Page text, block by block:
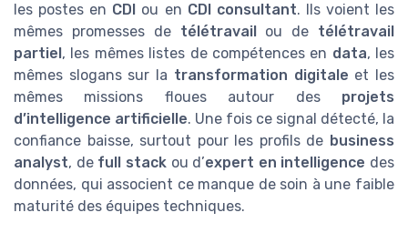
les postes en CDI ou en CDI consultant. Ils voient les
mêmes promesses de télétravail ou de télétravail
partiel , les mêmes listes de compétences en data, les
mêmes slogans sur la transformation digitale et les
mêmes missions floues autour des projets
d’intelligence artificielle. Une fois ce signal détecté, la
confiance baisse, surtout pour les profils de business
analyst, de full stackou d’expert en intelligence des
données, qui associent ce manque de soin à une faible
maturité des équipes techniques.